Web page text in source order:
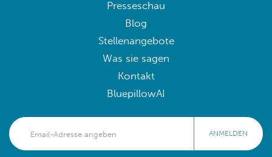
Presseschau
Blog
Stellenangebote
Was sie sagen
Kontakt
BluepillowAI
ANMELDEN